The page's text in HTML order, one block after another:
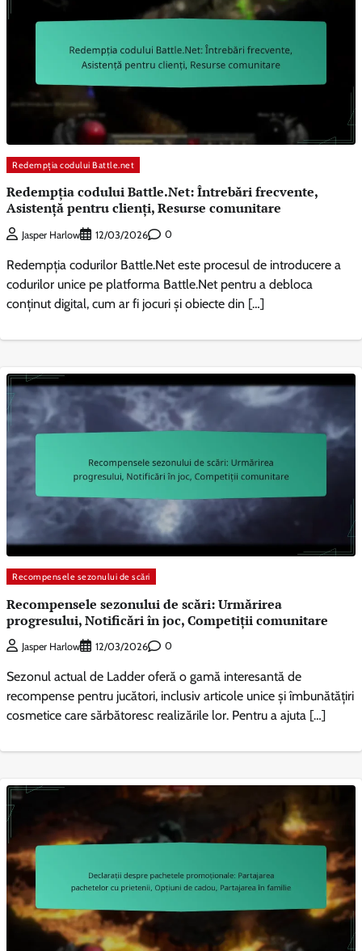
Redempția codului Battle.net
Redempția codului Battle.Net: Întrebări frecvente,
Asistență pentru clienți, Resurse comunitare
Jasper Harlow 12/03/2026 0
Redempția codurilor Battle.Net este procesul de introducere a
codurilor unice pe platforma Battle.Net pentru a debloca
conținut digital, cum ar fi jocuri și obiecte din […]
Recompensele sezonului de scări
Recompensele sezonului de scări: Urmărirea
progresului, Notificări în joc, Competiții comunitare
Jasper Harlow 12/03/2026 0
Sezonul actual de Ladder oferă o gamă interesantă de
recompense pentru jucători, inclusiv articole unice și îmbunătățiri
cosmetice care sărbătoresc realizările lor. Pentru a ajuta […]